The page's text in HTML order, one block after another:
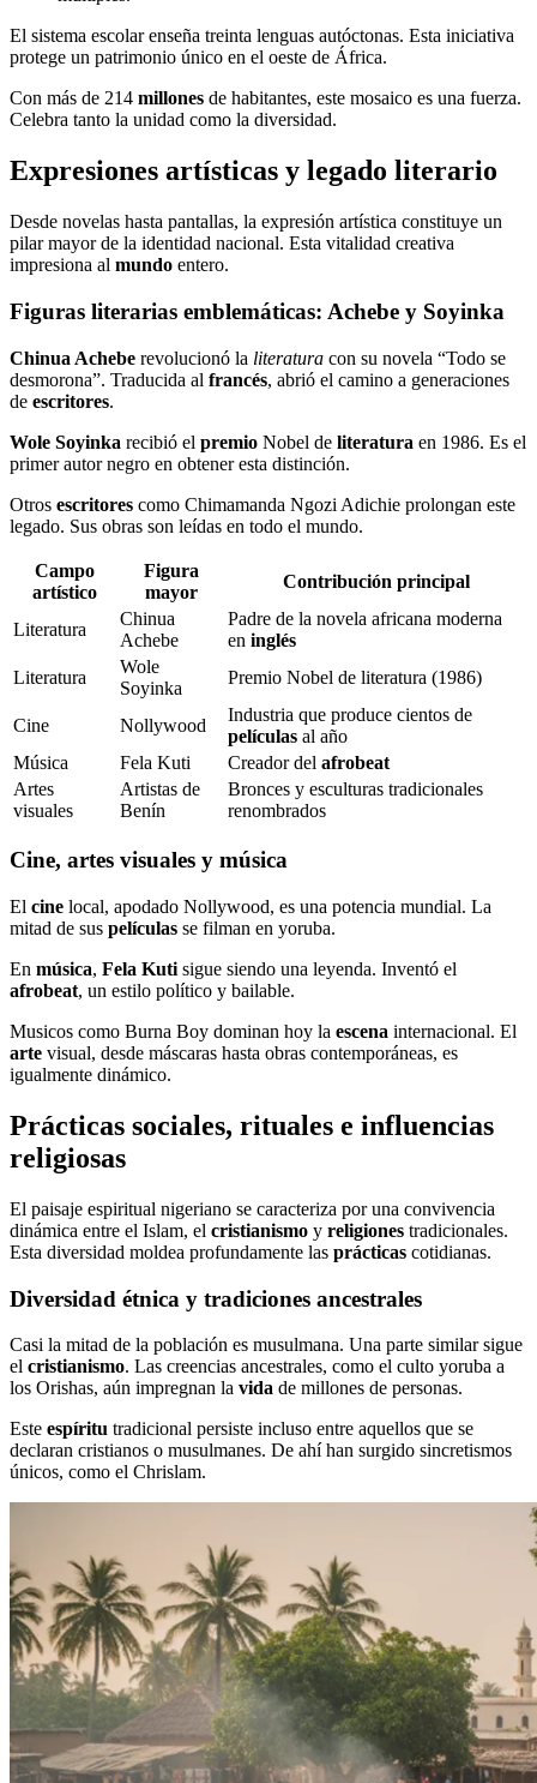
El sistema escolar enseña treinta lenguas autóctonas. Esta iniciativa
protege un patrimonio único en el oeste de África.
Con más de 214 millones de habitantes, este mosaico es una fuerza.
Celebra tanto la unidad como la diversidad.
Expresiones artísticas y legado literario
Desde novelas hasta pantallas, la expresión artística constituye un
pilar mayor de la identidad nacional. Esta vitalidad creativa
impresiona al mundo entero.
Figuras literarias emblemáticas: Achebe y Soyinka
Chinua Achebe revolucionó la literatura con su novela “Todo se
desmorona”. Traducida al francés, abrió el camino a generaciones
de escritores.
Wole Soyinka recibió el premio Nobel de literatura en 1986. Es el
primer autor negro en obtener esta distinción.
Otros escritores como Chimamanda Ngozi Adichie prolongan este
legado. Sus obras son leídas en todo el mundo.
Campo
artístico
Figura
mayor
Contribución principal
Literatura
Chinua
Achebe
Padre de la novela africana moderna
en inglés
Literatura
Wole
Soyinka
Premio Nobel de literatura (1986)
Cine Nollywood
Industria que produce cientos de
películas al año
Música
Fela Kuti Creador del afrobeat
Artes
visuales
Artistas de
Benín
Bronces y esculturas tradicionales
renombrados
Cine, artes visuales y música
El cine local, apodado Nollywood, es una potencia mundial. La
mitad de sus películas se filman en yoruba.
En música, Fela Kuti sigue siendo una leyenda. Inventó el
afrobeat, un estilo político y bailable.
Musicos como Burna Boy dominan hoy la escena internacional. El
arte visual, desde máscaras hasta obras contemporáneas, es
igualmente dinámico.
Prácticas sociales, rituales e influencias
religiosas
El paisaje espiritual nigeriano se caracteriza por una convivencia
dinámica entre el Islam, el cristianismo y religiones tradicionales.
Esta diversidad moldea profundamente las prácticas cotidianas.
Diversidad étnica y tradiciones ancestrales
Casi la mitad de la población es musulmana. Una parte similar sigue
el cristianismo. Las creencias ancestrales, como el culto yoruba a
los Orishas, aún impregnan la vida de millones de personas.
Este espíritu tradicional persiste incluso entre aquellos que se
declaran cristianos o musulmanes. De ahí han surgido sincretismos
únicos, como el Chrislam.